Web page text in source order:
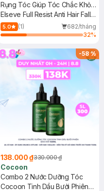
Rụng Tóc Giúp Tóc Chắc Khỏe
440mlx2
Elseve Full Resist Anti Hair Fall
Shampoo & Conditioner
5.0 (1)
682/tháng
32%
-58%
138.000 ₫330.000 ₫
Cocoon
Combo 2 Nước Dưỡng Tóc
Cocoon Tinh Dầu Bưởi Phiên